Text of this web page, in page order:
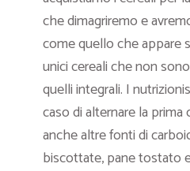
che dimagriremo e
come quello che appare
unici cereali che non
quelli integrali. I
caso di alternare la
anche altre fonti di
biscottate, pane tostato